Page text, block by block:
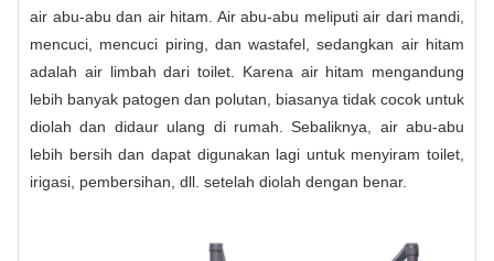
air abu-abu dan air hitam. Air abu-abu meliputi air dari mandi,
mencuci, mencuci piring, dan wastafel, sedangkan air hitam
adalah air limbah dari toilet. Karena air hitam mengandung
lebih banyak patogen dan polutan, biasanya tidak cocok untuk
diolah dan didaur ulang di rumah. Sebaliknya, air abu-abu
lebih bersih dan dapat digunakan lagi untuk menyiram toilet,
irigasi, pembersihan, dll. setelah diolah dengan benar.